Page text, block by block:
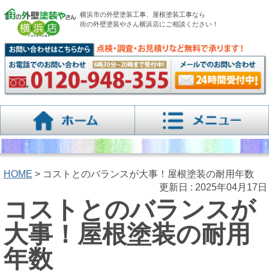
横浜市の外壁塗装工事、屋根塗装工事なら
街の外壁塗装やさん横浜店にご相談ください！
HOME > コストとのバランスが大事！屋根塗装の耐用年数
更新日 : 2025年04月17日
コストとのバランスが
大事！屋根塗装の耐用
年数